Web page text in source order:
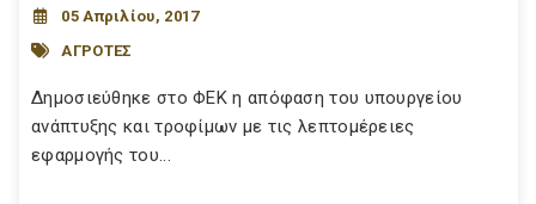
05 Απριλίου, 2017
ΑΓΡΟΤΕΣ
Δημοσιεύθηκε στο ΦΕΚ η απόφαση του υπουργείου
ανάπτυξης και τροφίμων με τις λεπτομέρειες
εφαρμογής του...